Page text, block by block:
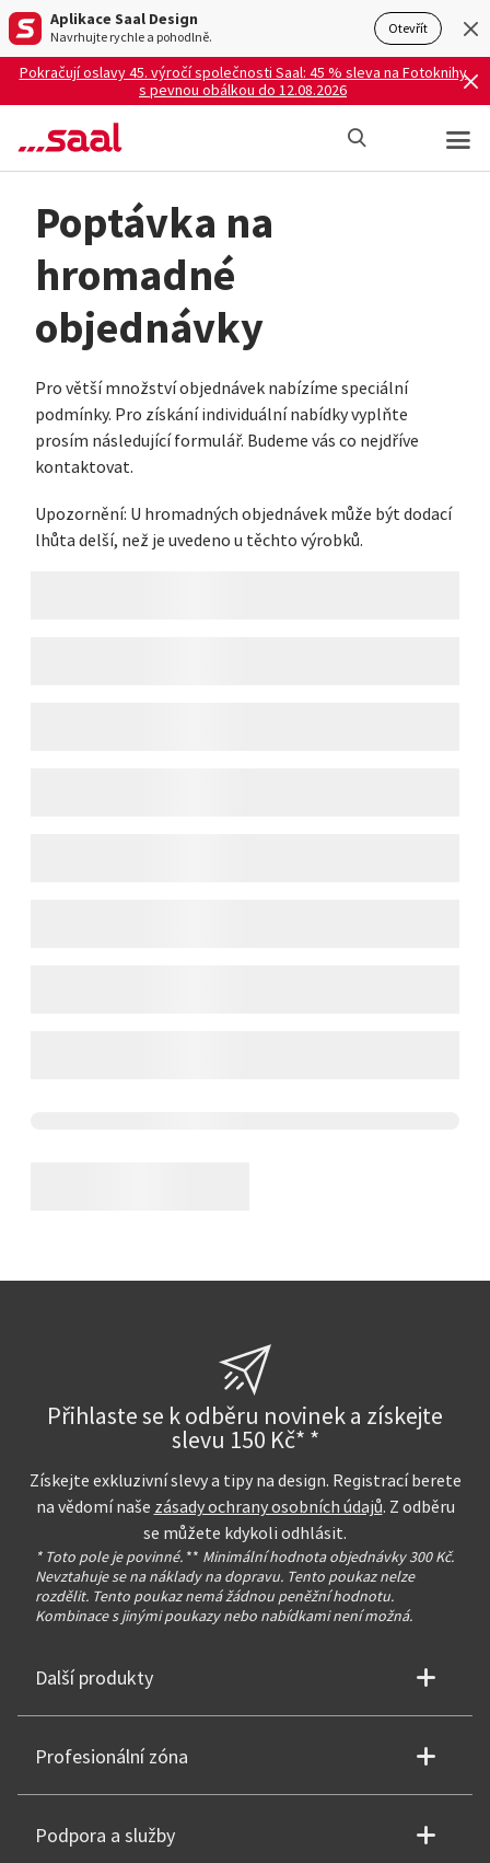
Aplikace Saal Design
Navrhujte rychle a pohodlně. Otevřít
Pokračují oslavy 45. výročí společnosti Saal: 45 % sleva na Fotoknihy
s pevnou obálkou do 12.08.2026
Poptávka na
hromadné
objednávky
Pro větší množství objednávek nabízíme speciální
podmínky. Pro získání individuální nabídky vyplňte
prosím následující formulář. Budeme vás co nejdříve
kontaktovat.
Upozornění: U hromadných objednávek může být dodací
lhůta delší, než je uvedeno u těchto výrobků.
Přihlaste se k odběru novinek a získejte
slevu 150 Kč* *
Získejte exkluzivní slevy a tipy na design. Registrací berete
na vědomí naše zásady ochrany osobních údajů. Z odběru
se můžete kdykoli odhlásit.
* Toto pole je povinné. ** Minimální hodnota objednávky 300 Kč.
Nevztahuje se na náklady na dopravu. Tento poukaz nelze
rozdělit. Tento poukaz nemá žádnou peněžní hodnotu.
Kombinace s jinými poukazy nebo nabídkami není možná.
Další produkty
Profesionální zóna
Podpora a služby